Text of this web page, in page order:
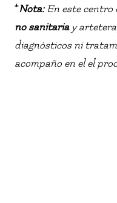
*Nota:En este centro
no sanitariay
diagnósticos ni
acompaño en el el